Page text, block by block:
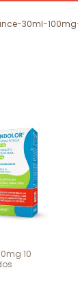
30ml-
10